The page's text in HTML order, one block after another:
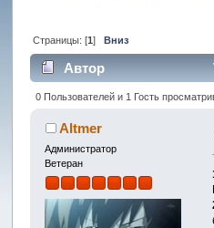
Страницы: [1] Вниз
Автор
0 Пользователей и 1 Гость
Altmer
Администратор
Ветеран